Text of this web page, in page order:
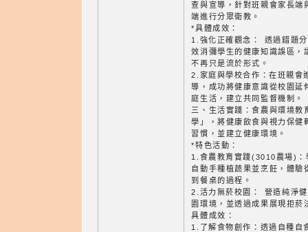
查與宣導，針對班親會家長端
端進行分眾衛教。
*具體成效：
1.強化正確觀念： 透過錯題
效消彌學生的健康知識誤區，
不再只是流於形式。
2.家庭與學校合作：在班親會
導，成功將健康意識從校園延
庭生活，建立共同監督機制。
三、生活實踐：食農與環境教
學」，將健康飲食與視力保健
習慣，並建立健康環境。
*特色活動：
1.食農教育實踐(3010農場)：
自動手種植蔬果並烹飪，體驗
到餐桌的過程。
2.活力無菸校園： 營造純淨
園環境，並透過成果展現拒菸
具體成效：
1.了解食物創作：透過自種自